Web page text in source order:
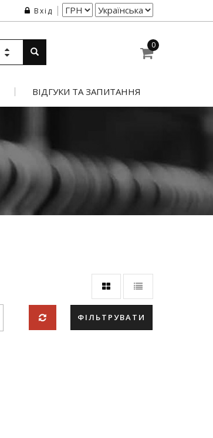
Вхід
0
ВІДГУКИ ТА ЗАПИТАННЯ
ФІЛЬТРУВАТИ